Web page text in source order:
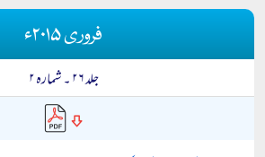
فروری ۲۰۱۵ء
جلد ۲۶ ۔ شمارہ ۲